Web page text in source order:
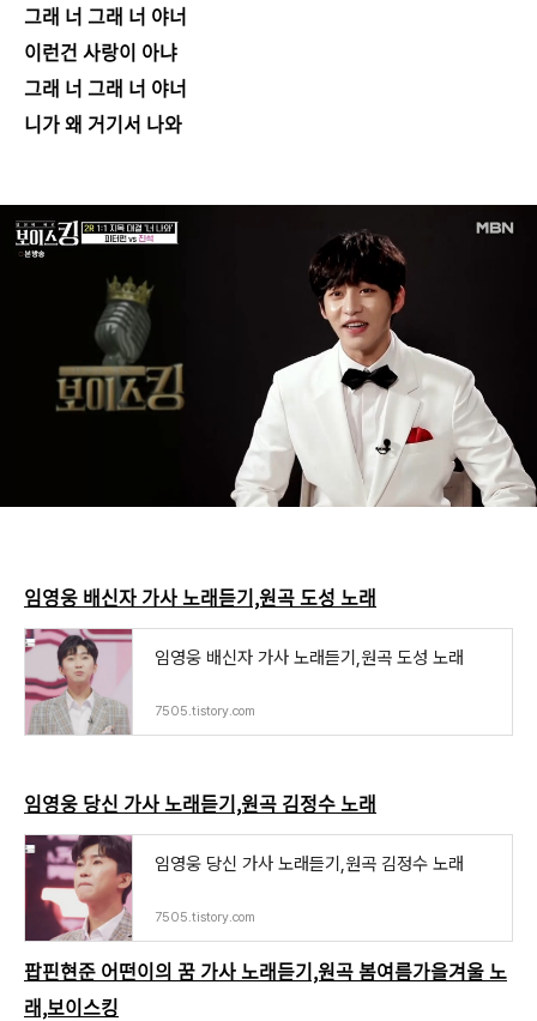
그래 너 그래 너 야너
이런건 사랑이 아냐
그래 너 그래 너 야너
니가 왜 거기서 나와
임영웅 배신자 가사 노래듣기,원곡 도성 노래
임영웅 배신자 가사 노래듣기,원곡 도성 노래
7505.tistory.com
임영웅 당신 가사 노래듣기,원곡 김정수 노래
임영웅 당신 가사 노래듣기,원곡 김정수 노래
7505.tistory.com
팝핀현준 어떤이의 꿈 가사 노래듣기,원곡 봄여름가을겨울 노
래,보이스킹